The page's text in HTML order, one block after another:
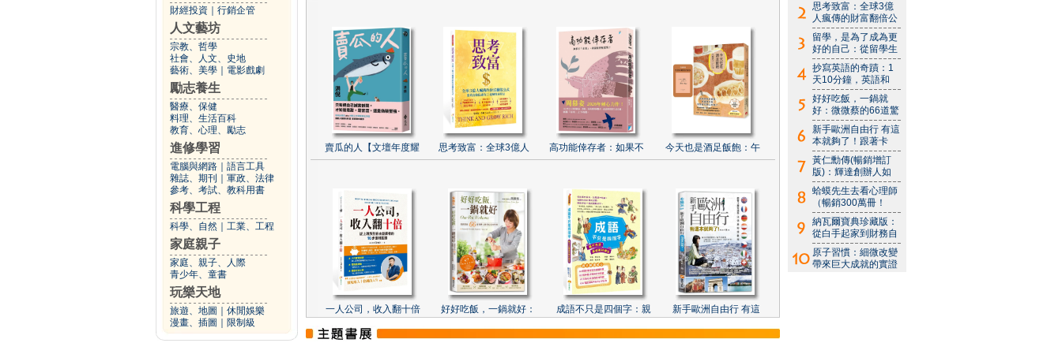
財經投資 行銷企管
人文藝坊
宗教、哲學
社會、人文、史地
藝術、美學
電影戲劇
勵志養生
醫療、保健
料理、生活百科
教育、心理、勵志
進修學習
電腦與網路
語言工具
雜誌、期刊
軍政、法律
參考、考試、教科用書
科學工程
科學、自然 工業、工程
家庭親子
家庭、親子、人際
青少年、童書
玩樂天地
旅遊、地圖
休閒娛樂
漫畫、插圖
限制級
賣瓜的人【文壇年度耀 思考致富：全球3億人 高功能倖存者：如果不 今天也是酒足飯飽：午
一人公司，收入翻十倍 好好吃飯，一鍋就好： 成語不只是四個字：親 新手歐洲自由行 有這
思考致富：全球3億
人瘋傳的財富翻倍公
留學，是為了成為更
好的自己：從留學生
抄寫英語的奇蹟：1
天10分鐘，英語和
好好吃飯，一鍋就
好：微微蔡的66道驚
新手歐洲自由行 有這
本就夠了！跟著卡
黃仁勳傳(暢銷增訂
版)：輝達創辦人如
蛤蟆先生去看心理師
（暢銷300萬冊！
納瓦爾寶典珍藏版：
從白手起家到財務自
原子習慣：細微改變
帶來巨大成就的實證